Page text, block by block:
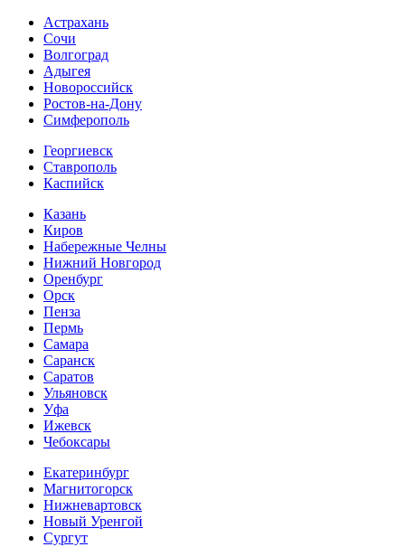
Астрахань
Сочи
Волгоград
Адыгея
Новороссийск
Ростов-на-Дону
Симферополь
Георгиевск
Ставрополь
Каспийск
Казань
Киров
Набережные Челны
Нижний Новгород
Оренбург
Орск
Пенза
Пермь
Самара
Саранск
Саратов
Ульяновск
Уфа
Ижевск
Чебоксары
Екатеринбург
Магнитогорск
Нижневартовск
Новый Уренгой
Сургут